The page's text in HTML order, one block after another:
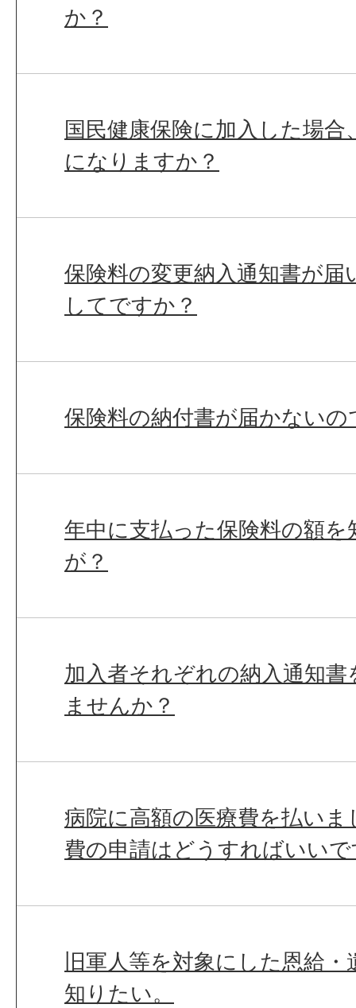
か？
国民健康保険に加入した場
になりますか？
保険料の変更納入通知書が
してですか？
保険料の納付書が届かないの
年中に支払った保険料の額
が？
加入者それぞれの納入通知
ませんか？
病院に高額の医療費を払い
費の申請はどうすればいい
旧軍人等を対象にした恩給
知りたい。